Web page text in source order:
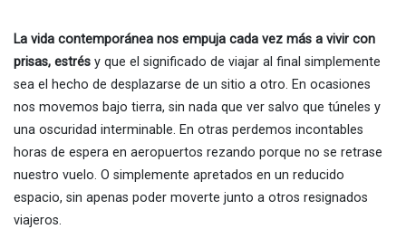
La vida contemporánea nos empuja cada vez más a vivir con
prisas, estrés y que el significado de viajar al final simplemente
sea el hecho de desplazarse de un sitio a otro. En ocasiones
nos movemos bajo tierra, sin nada que ver salvo que túneles y
una oscuridad interminable. En otras perdemos incontables
horas de espera en aeropuertos rezando porque no se retrase
nuestro vuelo. O simplemente apretados en un reducido
espacio, sin apenas poder moverte junto a otros resignados
viajeros.